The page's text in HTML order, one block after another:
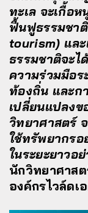
ทะเล จะเกื้อ
ฟื้นฟูธรรมชา
tourism) แล
ธรรมชาติจะไ
ความร่วมมือร
ท้องถิ่น และก
เปลี่ยนแปลง
วิทยาศาสตร์
ใช้ทรัพยากร
ในระยะยาวอ
นักวิทยาศาส
องค์กรไวล์ดเ